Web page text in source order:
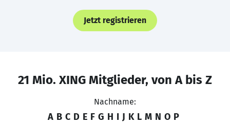
Jetzt registrieren
21 Mio. XING Mitglieder, von A bis Z
Nachname:
A B C D E F G H I J K L M N O P